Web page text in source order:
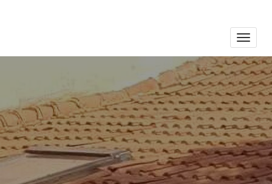
Toggle